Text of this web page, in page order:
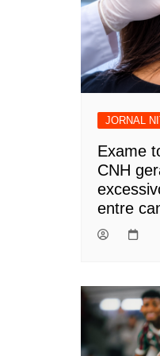
JORNAL
Exame
CNH
entre